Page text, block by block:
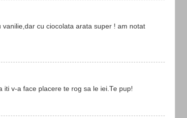
cu ciocolata arata super ! am notat
iti v-a face placere te rog sa le iei.Te pup!